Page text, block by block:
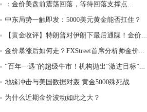
键支撑在76附近，多单在这个位置附近再去
参与
：金价美盘前震荡回落，等待回落支撑点...
中东局势一触即发：5000美元黄金能否扛住？
【黄金收评】特朗普对伊朗下最后通牒！金价酝酿...
金价暴涨后如何走？FXStreet首席分析师金价技术...
“百年一遇”的超级牛市！机构抛出“激进目标”...
地缘冲击与美国数据对轰 黄金5000殊死战
为什么近期金价波动如此之大？